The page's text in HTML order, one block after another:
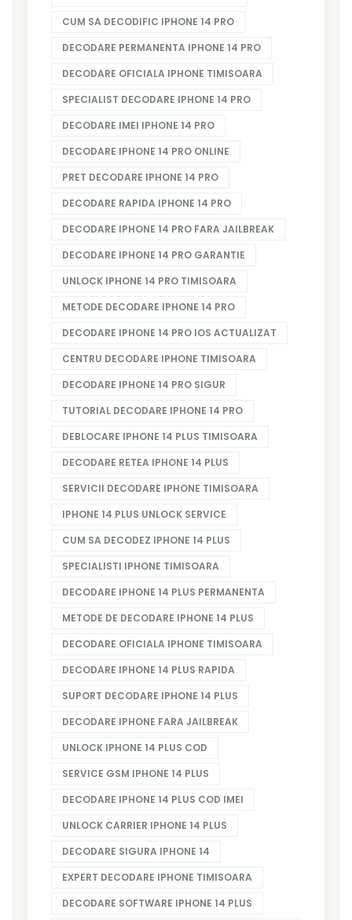
CUM SA DECODIFIC IPHONE 14 PRO
DECODARE PERMANENTA IPHONE 14 PRO
DECODARE OFICIALA IPHONE TIMISOARA
SPECIALIST DECODARE IPHONE 14 PRO
DECODARE IMEI IPHONE 14 PRO
DECODARE IPHONE 14 PRO ONLINE
PRET DECODARE IPHONE 14 PRO
DECODARE RAPIDA IPHONE 14 PRO
DECODARE IPHONE 14 PRO FARA JAILBREAK
DECODARE IPHONE 14 PRO GARANTIE
UNLOCK IPHONE 14 PRO TIMISOARA
METODE DECODARE IPHONE 14 PRO
DECODARE IPHONE 14 PRO IOS ACTUALIZAT
CENTRU DECODARE IPHONE TIMISOARA
DECODARE IPHONE 14 PRO SIGUR
TUTORIAL DECODARE IPHONE 14 PRO
DEBLOCARE IPHONE 14 PLUS TIMISOARA
DECODARE RETEA IPHONE 14 PLUS
SERVICII DECODARE IPHONE TIMISOARA
IPHONE 14 PLUS UNLOCK SERVICE
CUM SA DECODEZ IPHONE 14 PLUS
SPECIALISTI IPHONE TIMISOARA
DECODARE IPHONE 14 PLUS PERMANENTA
METODE DE DECODARE IPHONE 14 PLUS
DECODARE OFICIALA IPHONE TIMISOARA
DECODARE IPHONE 14 PLUS RAPIDA
SUPORT DECODARE IPHONE 14 PLUS
DECODARE IPHONE FARA JAILBREAK
UNLOCK IPHONE 14 PLUS COD
SERVICE GSM IPHONE 14 PLUS
DECODARE IPHONE 14 PLUS COD IMEI
UNLOCK CARRIER IPHONE 14 PLUS
DECODARE SIGURA IPHONE 14
EXPERT DECODARE IPHONE TIMISOARA
DECODARE SOFTWARE IPHONE 14 PLUS